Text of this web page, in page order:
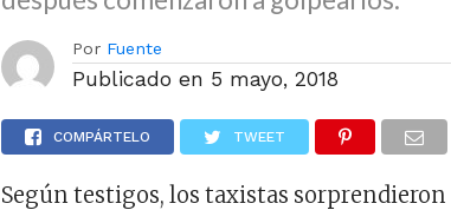
Por Fuente
Publicado en 5 mayo, 2018
COMPÁRTELO TWEET
Según testigos, los taxistas sorprendieron